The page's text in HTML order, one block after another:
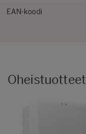
EAN-koodi
Oheistuotteet